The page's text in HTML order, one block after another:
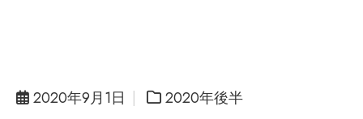
2020年9月1日
2020年後半